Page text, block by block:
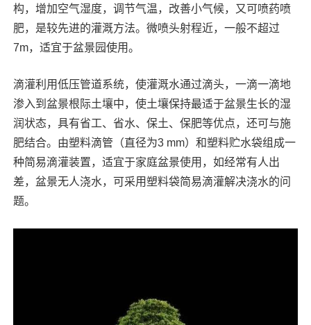
构，增加空气湿度，调节气温，改善小气候，又可喷药喷
肥，是较先进的灌溉方法。微喷头射程近，一般不超过
7m，适宜于盆景园使用。
滴灌利用低压管道系统，使灌溉水通过滴头，一滴一滴地
渗入到盆景根际土壤中，使土壤保持最适于盆景生长的湿
润状态，具有省工、省水、保土、保肥等优点，还可与施
肥结合。由塑料滴管（直径为3 mm）和塑料贮水袋组成一
种简易滴灌装置，适宜于家庭盆景使用，如经常有人出
差，盆景无人浇水，可采用塑料袋简易滴灌解决浇水的问
题。